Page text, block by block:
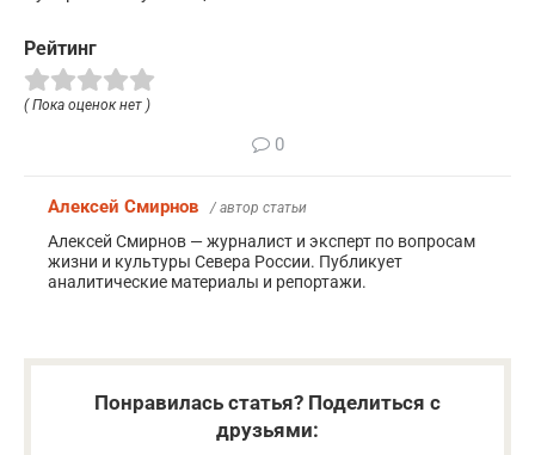
Рейтинг
( Пока оценок нет )
0
Алексей Смирнов / автор статьи
Алексей Смирнов — журналист и эксперт по вопросам
жизни и культуры Севера России. Публикует
аналитические материалы и репортажи.
Понравилась статья? Поделиться с
друзьями: